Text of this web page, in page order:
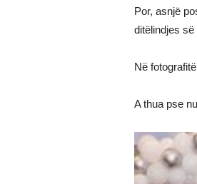
Por, asnjë
ditëlindjes
Në
A thua pse